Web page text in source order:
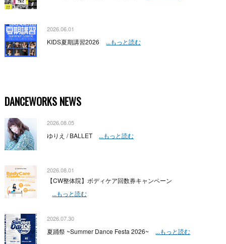
2026.06.01
KIDS夏期講習2026 ...もっと読む
DANCEWORKS NEWS
2026.08.05
ゆりえ / BALLET ...もっと読む
2026.08.01
【CW整体院】ボディケア回数券キャンペーン
...もっと読む
2026.07.30
夏踊祭 ~Summer Dance Festa 2026~ ...もっと読む